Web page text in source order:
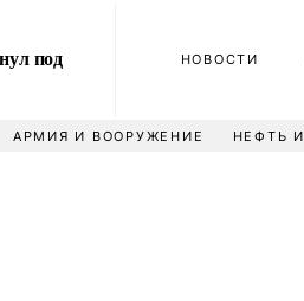
под
НОВОСТИ
АРМИЯ И ВООРУЖЕНИЕ НЕФТЬ